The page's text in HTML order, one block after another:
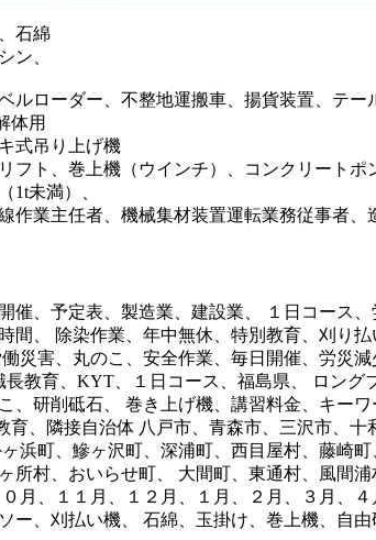
石綿
ン、
ルローダー、不整地運搬車、揚貨装置、テー
体用
式吊り上げ機
ト、巻上機（ウインチ）、コンクリートポ
1t未満）、
作業主任者、機械集材装置運転業務従事者
、予定表、製造業、建設業、 １日コース
、 除染作業、年中無休、特別教育、刈り払
害、丸のこ、安全作業、毎日開催、労災
教育、KYT、１日コース、福島県、 ロング
、研削砥石、 巻き上げ機、講習料金、キー
、隣接自治体 八戸市、青森市、三沢市、
浜町、鰺ヶ沢町、深浦町、西目屋村、藤崎
村、おいらせ町、 大間町、東通村、風間
月、１１月、１２月、１月、２月、３月、
、刈払い機、 石綿、玉掛け、巻上機、自由